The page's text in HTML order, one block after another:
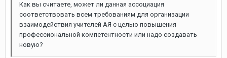
Как вы считаете, может ли данная ассоциация
соответствовать всем требованиям для организации
взаимодействия учителей АЯ с целью повышения
профессиональной компетентности или надо создавать
новую?